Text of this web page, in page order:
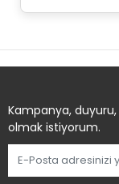
Kampanya,
olmak istiyorum.